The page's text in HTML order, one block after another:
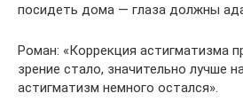
посидеть дома — глаза должны
Роман: «Коррекция астигматизма
зрение стало, значительно лучше
астигматизм немного остался».